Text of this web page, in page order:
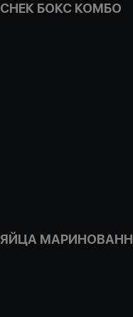
СНЕК БОКС КОМБО
ЯЙЦА